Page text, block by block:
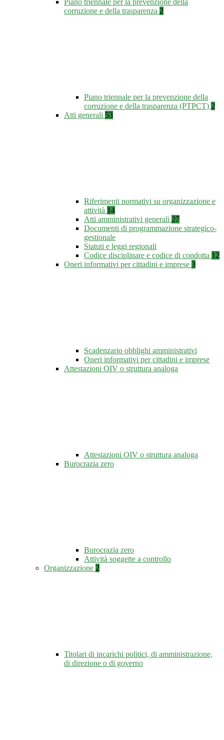
Piano triennale per la prevenzione della
corruzione e della trasparenza 2
Piano triennale per la prevenzione della
corruzione e della trasparenza (PTPCT) 2
Atti generali 53
Riferimenti normativi su organizzazione e
attività 14
Atti amministrativi generali 27
Documenti di programmazione strategico-
gestionale
Statuti e leggi regionali
Codice disciplinare e codice di condotta 12
Oneri informativi per cittadini e imprese 3
Scadenzario obblighi amministrativi
Oneri informativi per cittadini e imprese
Attestazioni OIV o struttura analoga
Attestazioni OIV o struttura analoga
Burocrazia zero
Burocrazia zero
Attività soggette a controllo
Organizzazione 2
Titolari di incarichi politici, di amministrazione,
di direzione o di governo